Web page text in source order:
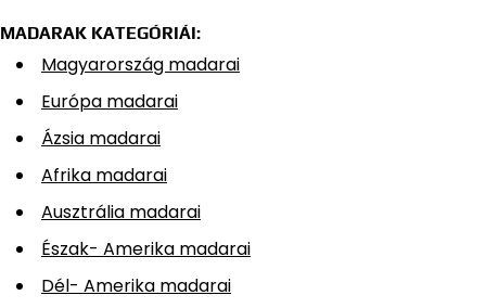
MADARAK KATEGÓRIÁI:
Magyarország madarai
Európa madarai
Ázsia madarai
Afrika madarai
Ausztrália madarai
Észak- Amerika madarai
Dél- Amerika madarai